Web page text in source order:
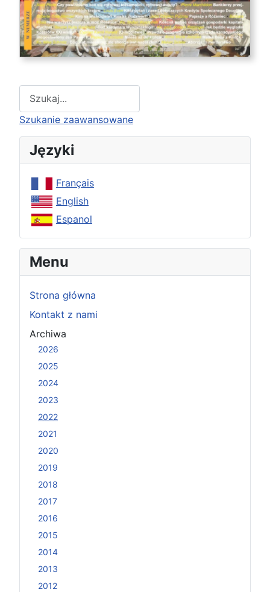
Type 2 or more characters for results.
Szukanie zaawansowane
Języki
Français
English
Espanol
Menu
Strona główna
Kontakt z nami
Archiwa
2026
2025
2024
2023
2022
2021
2020
2019
2018
2017
2016
2015
2014
2013
2012